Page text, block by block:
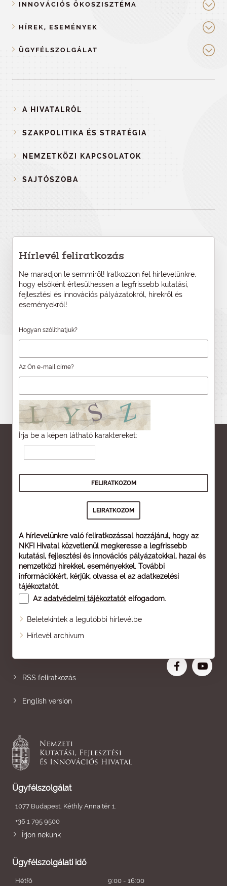
INNOVÁCIÓS ÖKOSZISZTÉMA
HÍREK, ESEMÉNYEK
ÜGYFÉLSZOLGÁLAT
A HIVATALRÓL
SZAKPOLITIKA ÉS STRATÉGIA
NEMZETKÖZI KAPCSOLATOK
SAJTÓSZOBA
Hírlevél feliratkozás
Ne maradjon le semmiről! Iratkozzon fel hírlevelünkre,
hogy elsőként értesülhessen a legfrissebb kutatási,
fejlesztési és innovációs pályázatokról, hírekről és
eseményekről!
Hogyan szólíthatjuk?
Az Ön e-mail címe?
Írja be a képen látható karaktereket:
A hírlevelünkre való feliratkozással hozzájárul, hogy az
NKFI Hivatal közvetlenül megkeresse a legfrissebb
kutatási, fejlesztési és innovációs pályázatokkal, hazai és
nemzetközi hírekkel, eseményekkel. További
információkért, kérjük, olvassa el az adatkezelési
tájékoztatót.
Az adatvédelmi tájékoztatót elfogadom.
Beletekintek a legutóbbi hírlevélbe
Hírlevél archívum
Oldaltérkép
RSS feliratkozás
English version
Ügyfélszolgálat
1077 Budapest, Kéthly Anna tér 1.
+36 1 795 9500
Írjon nekünk
Ügyfélszolgálati idő
Hétfő 9:00 - 16:00